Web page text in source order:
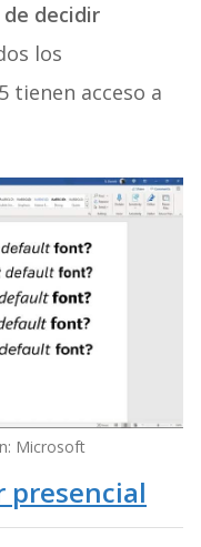
decidir
los
tienen acceso a
Microsoft
presencial